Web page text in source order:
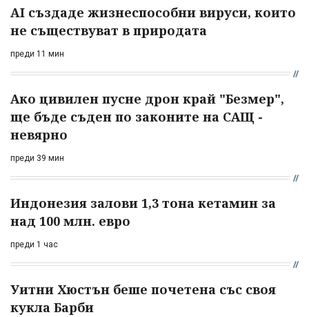
AI създаде жизнеспособни вируси, които
не съществуват в природата
преди 11 мин
Ако цивилен пусне дрон край "Безмер",
ще бъде съден по законите на САЩ -
невярно
преди 39 мин
Индонезия залови 1,3 тона кетамин за
над 100 млн. евро
преди 1 час
Уитни Хюстън беше почетена със своя
кукла Барби